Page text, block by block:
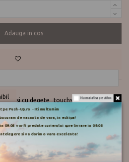
Adauga in cos
manusi cu degete touchscreenNu mai afisa pe viitor.
pe Push-Up.ro - Iti multumim
de vacanta de vara, in echipa!
09.08 vor fi predate curierului spre livrare in 09.08
si va dorim o vara excelenta!